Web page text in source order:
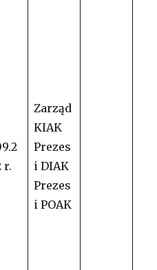
r.
Zarząd
KIAK
Prezes
i DIAK
Prezes
i POAK